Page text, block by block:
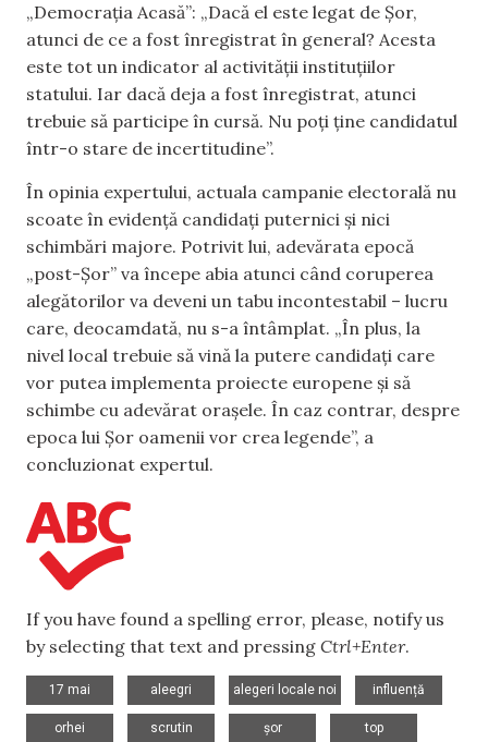
„Democrația Acasă”: „Dacă el este legat de Șor,
atunci de ce a fost înregistrat în general? Acesta
este tot un indicator al activității instituțiilor
statului. Iar dacă deja a fost înregistrat, atunci
trebuie să participe în cursă. Nu poți ține candidatul
într-o stare de incertitudine”.
În opinia expertului, actuala campanie electorală nu
scoate în evidență candidați puternici și nici
schimbări majore. Potrivit lui, adevărata epocă
„post-Șor” va începe abia atunci când coruperea
alegătorilor va deveni un tabu incontestabil – lucru
care, deocamdată, nu s-a întâmplat. „În plus, la
nivel local trebuie să vină la putere candidați care
vor putea implementa proiecte europene și să
schimbe cu adevărat orașele. În caz contrar, despre
epoca lui Șor oamenii vor crea legende”, a
concluzionat expertul.
If you have found a spelling error, please, notify us
by selecting that text and pressing Ctrl+Enter.
17 mai
aleegri
alegeri locale noi
influență
orhei
scrutin
șor
top